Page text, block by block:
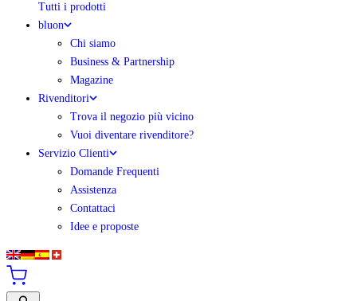
Tutti i prodotti
bluon
Chi siamo
Business & Partnership
Magazine
Rivenditori
Trova il negozio più vicino
Vuoi diventare rivenditore?
Servizio Clienti
Domande Frequenti
Assistenza
Contattaci
Idee e proposte